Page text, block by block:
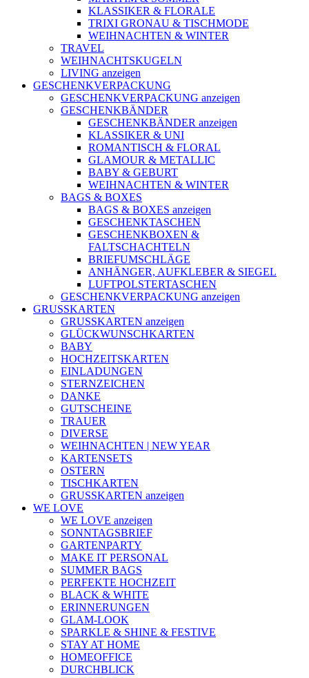
KLASSIKER & FLORALE
TRIXI GRONAU & TISCHMODE
WEIHNACHTEN & WINTER
TRAVEL
WEIHNACHTSKUGELN
LIVING anzeigen
GESCHENKVERPACKUNG
GESCHENKVERPACKUNG anzeigen
GESCHENKBÄNDER
GESCHENKBÄNDER anzeigen
KLASSIKER & UNI
ROMANTISCH & FLORAL
GLAMOUR & METALLIC
BABY & GEBURT
WEIHNACHTEN & WINTER
BAGS & BOXES
BAGS & BOXES anzeigen
GESCHENKTASCHEN
GESCHENKBOXEN &
FALTSCHACHTELN
BRIEFUMSCHLÄGE
ANHÄNGER, AUFKLEBER & SIEGEL
LUFTPOLSTERTASCHEN
GESCHENKVERPACKUNG anzeigen
GRUSSKARTEN
GRUSSKARTEN anzeigen
GLÜCKWUNSCHKARTEN
BABY
HOCHZEITSKARTEN
EINLADUNGEN
STERNZEICHEN
DANKE
GUTSCHEINE
TRAUER
DIVERSE
WEIHNACHTEN | NEW YEAR
KARTENSETS
OSTERN
TISCHKARTEN
GRUSSKARTEN anzeigen
WE LOVE
WE LOVE anzeigen
SONNTAGSBRIEF
GARTENPARTY
MAKE IT PERSONAL
SUMMER BAGS
PERFEKTE HOCHZEIT
BLACK & WHITE
ERINNERUNGEN
GLAM-LOOK
SPARKLE & SHINE & FESTIVE
STAY AT HOME
HOMEOFFICE
DURCHBLICK